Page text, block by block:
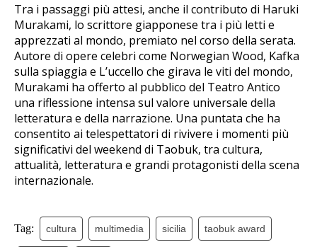
Tra i passaggi più attesi, anche il contributo di Haruki
Murakami, lo scrittore giapponese tra i più letti e
apprezzati al mondo, premiato nel corso della serata.
Autore di opere celebri come Norwegian Wood, Kafka
sulla spiaggia e L’uccello che girava le viti del mondo,
Murakami ha offerto al pubblico del Teatro Antico
una riflessione intensa sul valore universale della
letteratura e della narrazione. Una puntata che ha
consentito ai telespettatori di rivivere i momenti più
significativi del weekend di Taobuk, tra cultura,
attualità, letteratura e grandi protagonisti della scena
internazionale.
Tag: cultura multimedia sicilia taobuk award